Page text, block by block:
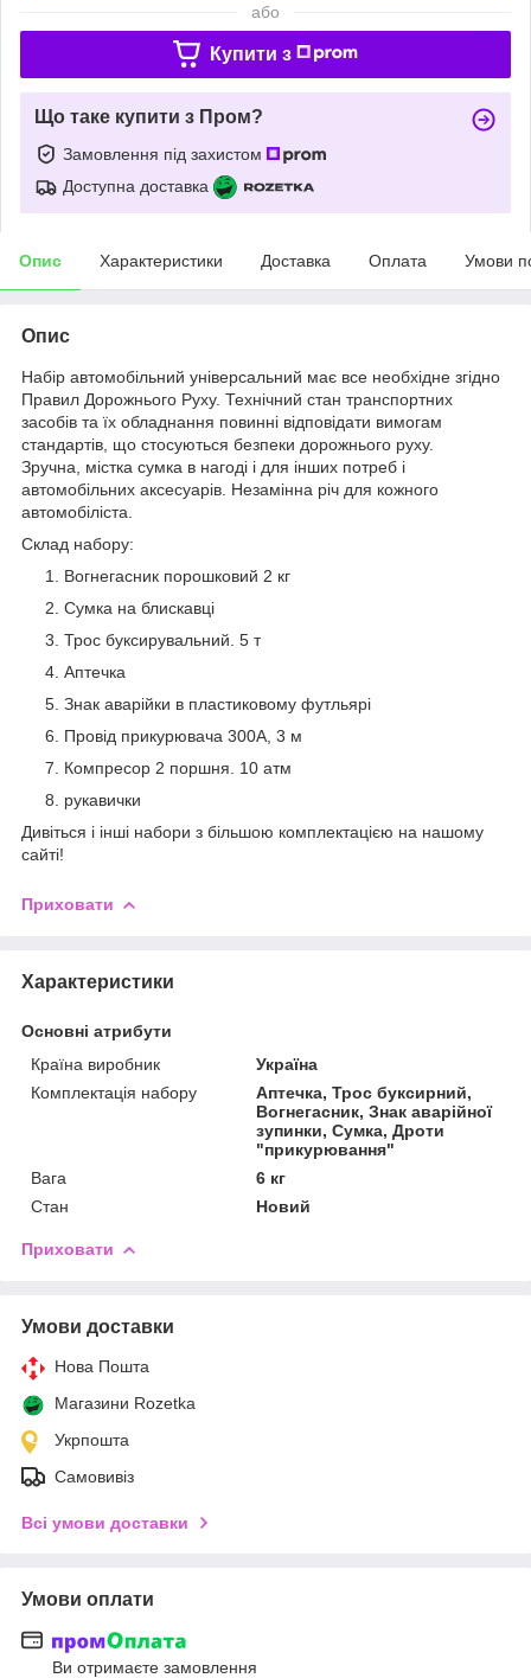
або
Купити з
Що таке купити з Пром?
Замовлення під захистом
Доступна доставка
Опис Характеристики Доставка Оплата Умови
Опис
Набір автомобільний універсальний має все необхідне згідно
Правил Дорожнього Руху. Технічний стан транспортних
засобів та їх обладнання повинні відповідати вимогам
стандартів, що стосуються безпеки дорожнього руху.
Зручна, містка сумка в нагоді і для інших потреб і
автомобільних аксесуарів. Незамінна річ для кожного
автомобіліста.
Склад набору:
Вогнегасник порошковий 2 кг
Сумка на блискавці
Трос буксирувальний. 5 т
Аптечка
Знак аварійки в пластиковому футльярі
Провід прикурювача 300А, 3 м
Компресор 2 поршня. 10 атм
рукавички
Дивіться і інші набори з більшою комплектацією на нашому
сайті!
Приховати
Характеристики
Основні атрибути
Країна виробник
Україна
Комплектація набору
Аптечка, Трос буксирний,
Вогнегасник, Знак аварійної
зупинки, Сумка, Дроти
"прикурювання"
Вага
6 кг
Стан
Новий
Приховати
Умови доставки
Нова Пошта
Магазини Rozetka
Укрпошта
Самовивіз
Всі умови доставки
Умови оплати
Ви отримаєте замовлення